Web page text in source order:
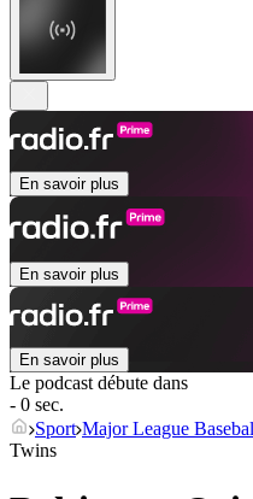
En savoir plus
En savoir plus
En savoir plus
Le podcast débute dans
- 0 sec.
Sport Major League
Twins